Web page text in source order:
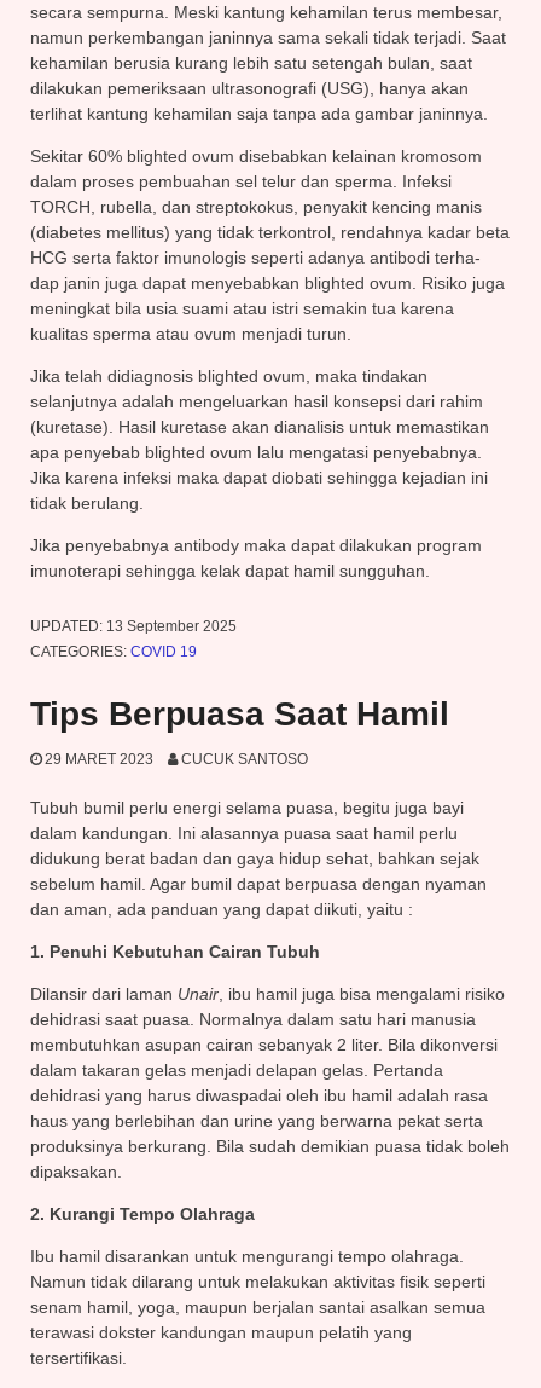
secara sempurna. Meski kantung kehamilan terus membesar,
namun perkembangan janinnya sama sekali tidak terjadi. Saat
kehamilan berusia kurang lebih satu setengah bulan, saat
dilakukan pemeriksaan ultrasonografi (USG), hanya akan
terlihat kantung kehamilan saja tanpa ada gambar janinnya.
Sekitar 60% blighted ovum disebabkan kelainan kromosom
dalam proses pembuahan sel telur dan sperma. Infeksi
TORCH, rubella, dan streptokokus, penyakit kencing manis
(diabetes mellitus) yang tidak terkontrol, rendahnya kadar beta
HCG serta faktor imunologis seperti adanya antibodi terha-
dap janin juga dapat menyebabkan blighted ovum. Risiko juga
meningkat bila usia suami atau istri semakin tua karena
kualitas sperma atau ovum menjadi turun.
Jika telah didiagnosis blighted ovum, maka tindakan
selanjutnya adalah mengeluarkan hasil konsepsi dari rahim
(kuretase). Hasil kuretase akan dianalisis untuk memastikan
apa penyebab blighted ovum lalu mengatasi penyebabnya.
Jika karena infeksi maka dapat diobati sehingga kejadian ini
tidak berulang.
Jika penyebabnya antibody maka dapat dilakukan program
imunoterapi sehingga kelak dapat hamil sungguhan.
UPDATED: 13 September 2025
CATEGORIES: COVID 19
Tips Berpuasa Saat Hamil
29 MARET 2023 CUCUK SANTOSO
Tubuh bumil perlu energi selama puasa, begitu juga bayi
dalam kandungan. Ini alasannya puasa saat hamil perlu
didukung berat badan dan gaya hidup sehat, bahkan sejak
sebelum hamil. Agar bumil dapat berpuasa dengan nyaman
dan aman, ada panduan yang dapat diikuti, yaitu :
1. Penuhi Kebutuhan Cairan Tubuh
Dilansir dari laman Unair , ibu hamil juga bisa mengalami risiko
dehidrasi saat puasa. Normalnya dalam satu hari manusia
membutuhkan asupan cairan sebanyak 2 liter. Bila dikonversi
dalam takaran gelas menjadi delapan gelas. Pertanda
dehidrasi yang harus diwaspadai oleh ibu hamil adalah rasa
haus yang berlebihan dan urine yang berwarna pekat serta
produksinya berkurang. Bila sudah demikian puasa tidak boleh
dipaksakan.
2. Kurangi Tempo Olahraga
Ibu hamil disarankan untuk mengurangi tempo olahraga.
Namun tidak dilarang untuk melakukan aktivitas fisik seperti
senam hamil, yoga, maupun berjalan santai asalkan semua
terawasi dokster kandungan maupun pelatih yang
tersertifikasi.